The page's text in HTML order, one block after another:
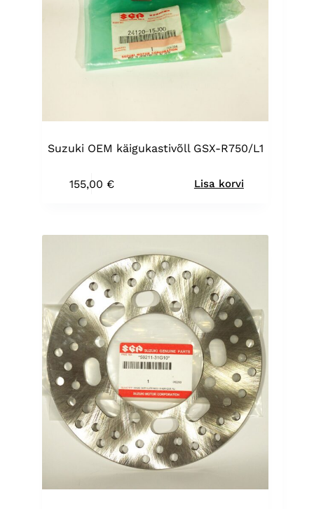
Suzuki OEM käigukastivõll GSX-R750/L1
155,00 € Lisa korvi